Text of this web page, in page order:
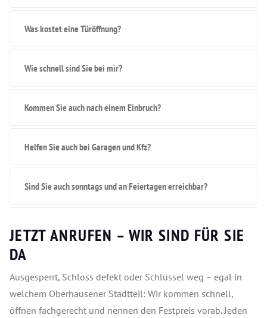
Was kostet eine Türöffnung?
Wie schnell sind Sie bei mir?
Kommen Sie auch nach einem Einbruch?
Helfen Sie auch bei Garagen und Kfz?
Sind Sie auch sonntags und an Feiertagen erreichbar?
JETZT ANRUFEN – WIR SIND FÜR SIE
DA
Ausgesperrt, Schloss defekt oder Schlüssel weg – egal in
welchem Oberhausener Stadtteil: Wir kommen schnell,
öffnen fachgerecht und nennen den Festpreis vorab. Jeden